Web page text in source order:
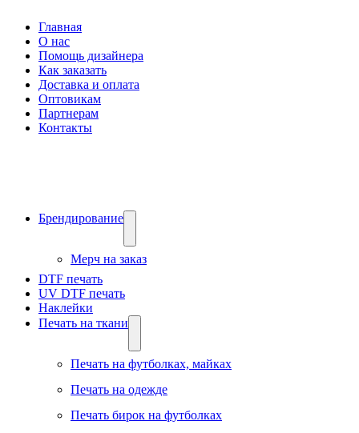
Главная
О нас
Помощь дизайнера
Как заказать
Доставка и оплата
Оптовикам
Партнерам
Контакты
Брендирование
Мерч на заказ
DTF печать
UV DTF печать
Наклейки
Печать на ткани
Печать на футболках, майках
Печать на одежде
Печать бирок на футболках